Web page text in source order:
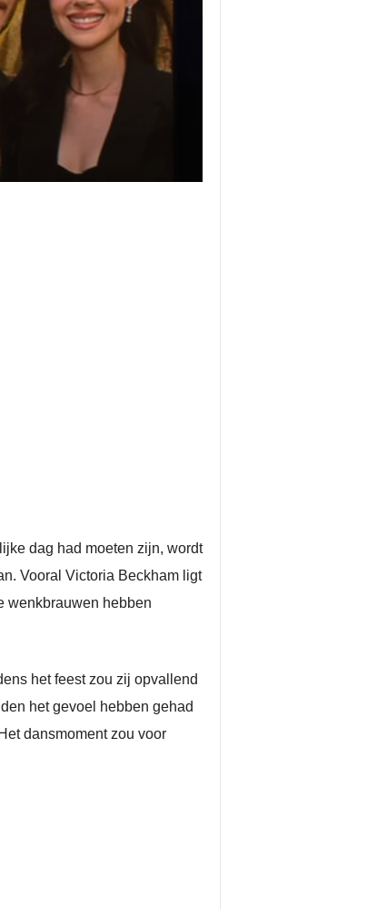
dag had moeten zijn, wordt
Vooral Victoria Beckham ligt
wenkbrauwen hebben
het feest zou zij opvallend
het gevoel hebben gehad
dansmoment zou voor